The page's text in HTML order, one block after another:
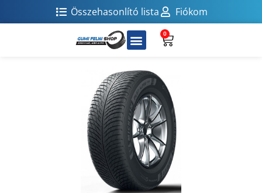
Összehasonlító lista Fiókom
0